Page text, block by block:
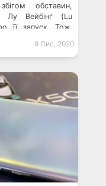
обставин,
Лу Вейбінґ (Lu
її запуск. Тож,
то вже в
9 Лис, 2020